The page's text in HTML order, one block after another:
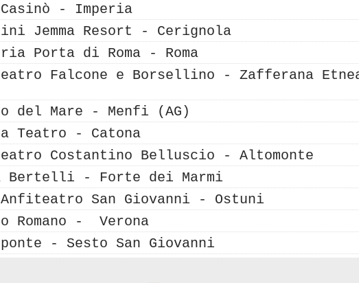
- Imperia
Jemma Resort - Cerignola
Porta di Roma - Roma
Falcone e Borsellino - Zafferana
del Mare - Menfi (AG)
Teatro - Catona
Costantino Belluscio - Altomonte
Bertelli - Forte dei Marmi
Anfiteatro San Giovanni - Ostuni
Romano - Verona
- Sesto San Giovanni